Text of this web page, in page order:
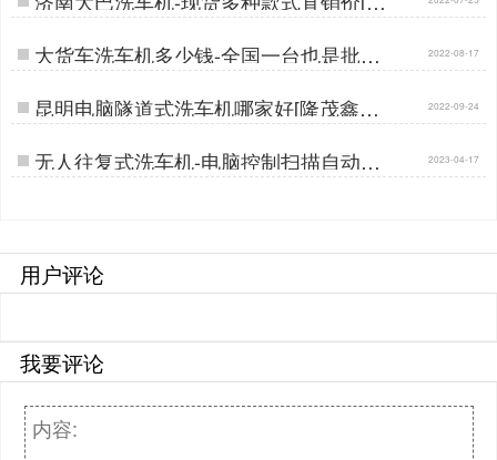
茂鑫晟]…
大货车洗车机多少钱-全国一台也是批发
价[隆茂鑫晟]…
2022-08-17
昆明电脑隧道式洗车机哪家好[隆茂鑫晟]
…
2022-09-24
无人往复式洗车机-电脑控制扫描自动清
洗[隆茂鑫晟]…
2023-04-17
用户评论
我要评论